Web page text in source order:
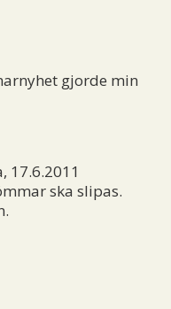
gjorde min
17.6.2011
ska slipas.